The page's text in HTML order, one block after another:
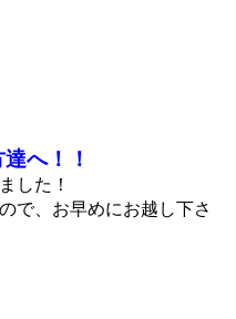
へ！！
した！
で、お早めにお越し下さ